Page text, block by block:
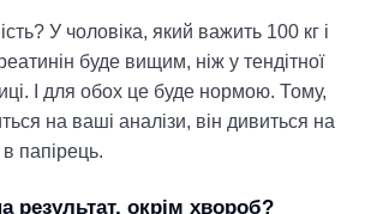
У чоловіка, який важить 100 кг і
буде вищим, ніж у тендітної
І для обох це буде нормою. Тому,
на ваші аналізи, він дивиться на
папірець.
результат, окрім хвороб?